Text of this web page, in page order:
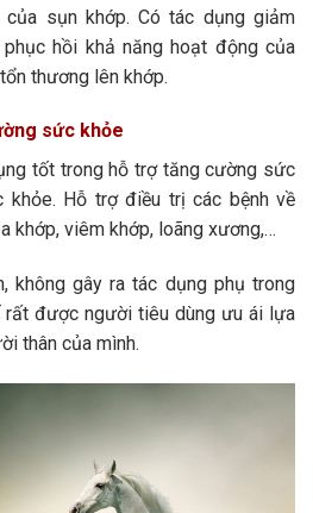
của sụn khớp. Có tác dụng giảm
hồi khả năng hoạt động của
thương lên khớp.
sức khỏe
tốt trong hỗ trợ tăng cường sức
khỏe. Hỗ trợ điều trị các bệnh về
khớp, viêm khớp, loãng xương,…
không gây ra tác dụng phụ trong
rất được người tiêu dùng ưu ái lựa
thân của mình.